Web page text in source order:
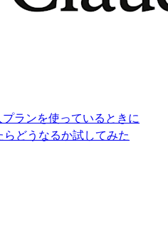
ランを使っているときに
どうなるか試してみた